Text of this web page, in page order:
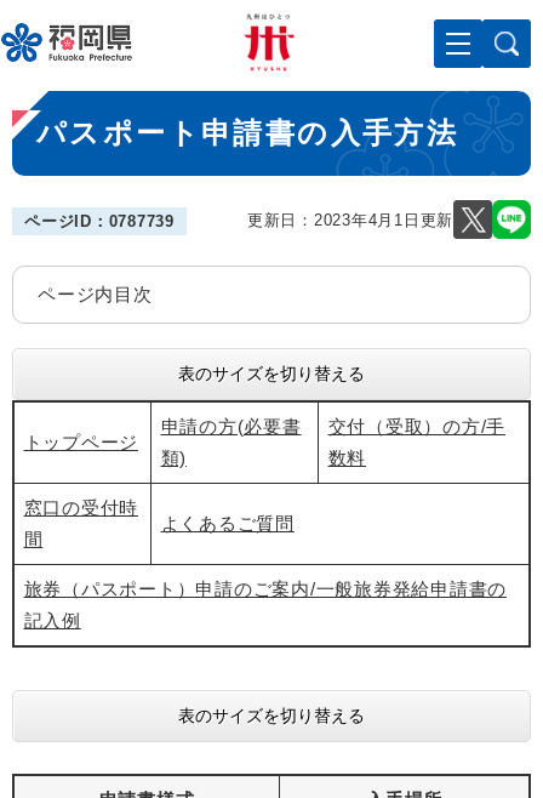
ー
ジ
先
頭
で
メニューを飛ばして本文へ
本
文
パスポート申請書の入手方法
ページID：0787739 更新日：2023年4月1日更新
ページ内目次
表のサイズを切り替える
トップページ
申請の方(必要書
類)
交付（受取）の方/手
数料
窓口の受付時
間
よくあるご質問
旅券（パスポート）申請のご案内/一般旅券発給申請書の
記入例
表のサイズを切り替える